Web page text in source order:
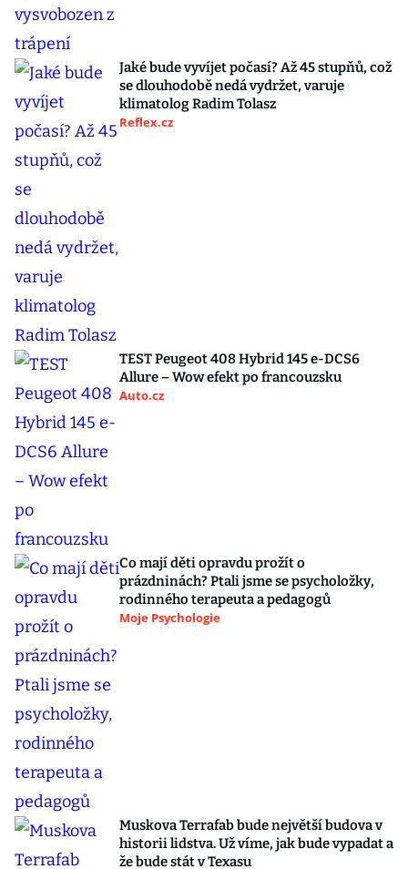
Jaké bude vyvíjet počasí? Až 45 stupňů, což
se dlouhodobě nedá vydržet, varuje
klimatolog Radim Tolasz
Reflex.cz
TEST Peugeot 408 Hybrid 145 e-DCS6
Allure – Wow efekt po francouzsku
Auto.cz
Co mají děti opravdu prožít o
prázdninách? Ptali jsme se psycholožky,
rodinného terapeuta a pedagogů
Moje Psychologie
Muskova Terrafab bude největší budova v
historii lidstva. Už víme, jak bude vypadat a
že bude stát v Texasu